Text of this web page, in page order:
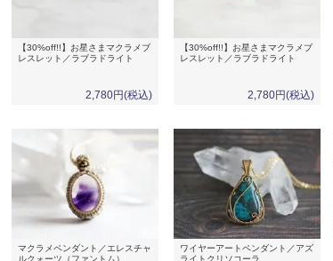
【30%off!!】お星さまマクラメブ
レスレット／ラブラドライト
2,780円(税込)
【30%off!!】お星さまマクラメブ
レスレット／ラブラドライト
2,780円(税込)
マクラメペンダント／エレスチャ
ルクォーツ（ファントム）
ワイヤーアートペンダント／アズ
ライトクリソコーラ